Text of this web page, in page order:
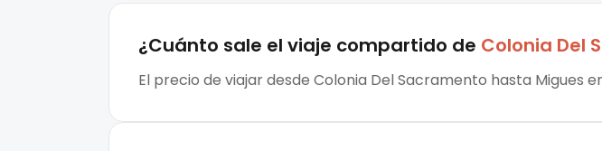
¿Cuánto sale el viaje compartido de Colonia Del
El precio de viajar desde Colonia Del Sacramento hasta Migues